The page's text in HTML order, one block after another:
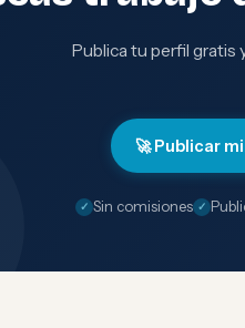
Publica tu perfil gratis
🚀 Publicar
Sin comisiones